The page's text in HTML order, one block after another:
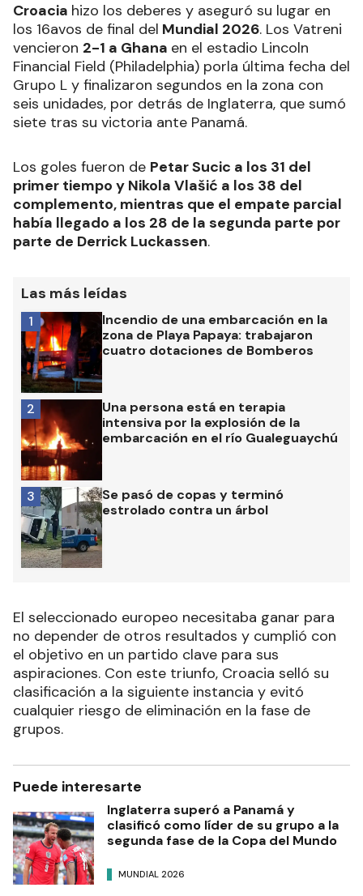
Croacia hizo los deberes y aseguró su lugar en
los 16avos de final del Mundial 2026. Los Vatreni
vencieron 2-1 a Ghana en el estadio Lincoln
Financial Field (Philadelphia) porla última fecha del
Grupo L y finalizaron segundos en la zona con
seis unidades, por detrás de Inglaterra, que sumó
siete tras su victoria ante Panamá.
Los goles fueron de Petar Sucic a los 31 del
primer tiempo y Nikola Vlašić a los 38 del
complemento, mientras que el empate parcial
había llegado a los 28 de la segunda parte por
parte de Derrick Luckassen.
Las más leídas
Incendio de una embarcación en la
zona de Playa Papaya: trabajaron
cuatro dotaciones de Bomberos
1
Una persona está en terapia
intensiva por la explosión de la
embarcación en el río Gualeguaychú
2
Se pasó de copas y terminó
estrolado contra un árbol
3
El seleccionado europeo necesitaba ganar para
no depender de otros resultados y cumplió con
el objetivo en un partido clave para sus
aspiraciones. Con este triunfo, Croacia selló su
clasificación a la siguiente instancia y evitó
cualquier riesgo de eliminación en la fase de
grupos.
Puede interesarte
Inglaterra superó a Panamá y
clasificó como líder de su grupo a la
segunda fase de la Copa del Mundo
MUNDIAL 2026